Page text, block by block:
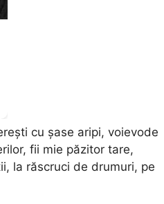
cu şase aripi, voievode
fii mie păzitor tare,
la răscruci de drumuri, pe